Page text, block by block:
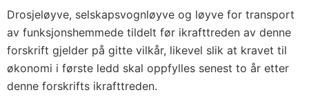
Drosjeløyve, selskapsvognløyve og løyve for transport
av funksjonshemmede tildelt før ikrafttreden av denne
forskrift gjelder på gitte vilkår, likevel slik at kravet til
økonomi i første ledd skal oppfylles senest to år etter
denne forskrifts ikrafttreden.